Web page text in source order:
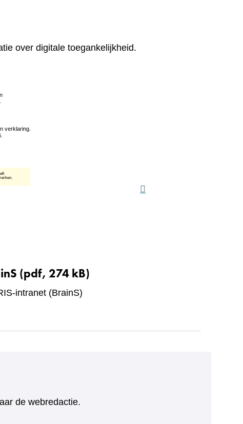
over digitale toegankelijkheid.
(pdf, 274 kB)
intranet (BrainS)
de webredactie.